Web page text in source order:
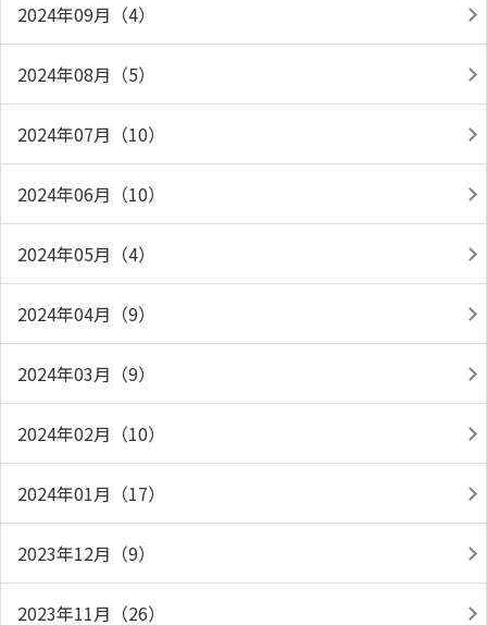
2024年09月（4）
2024年08月（5）
2024年07月（10）
2024年06月（10）
2024年05月（4）
2024年04月（9）
2024年03月（9）
2024年02月（10）
2024年01月（17）
2023年12月（9）
2023年11月（26）